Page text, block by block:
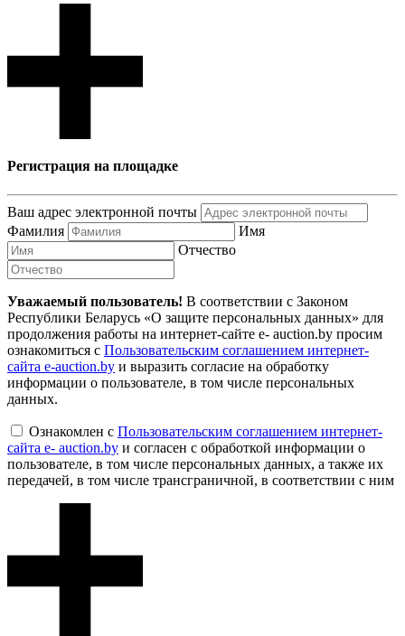
Регистрация на площадке
Ваш адрес электронной почты
Фамилия
Имя
Отчество
Уважаемый пользователь! В соответствии с Законом
Республики Беларусь «О защите персональных данных» для
продолжения работы на интернет-сайте e- auction.by просим
ознакомиться с Пользовательским соглашением интернет-
сайта e-auction.by и выразить согласие на обработку
информации о пользователе, в том числе персональных
данных.
Ознакомлен с Пользовательским соглашением интернет-
сайта e- auction.by и согласен с обработкой информации о
пользователе, в том числе персональных данных, а также их
передачей, в том числе трансграничной, в соответствии с ним